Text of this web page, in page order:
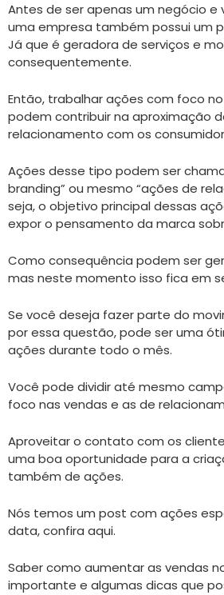
Antes de ser apenas um negócio e
uma empresa também possui um
Já que é geradora de serviços e
consequentemente.
Então, trabalhar ações com foco
podem contribuir na aproximação
relacionamento com os
Ações desse tipo podem ser
branding” ou mesmo “ações de
seja, o objetivo principal dessas
expor o pensamento da marca
Como consequência podem ser
mas neste momento isso fica em
Se você deseja fazer parte do
por essa questão, pode ser uma
ações durante todo o mês.
Você pode dividir até mesmo
foco nas vendas e as de
Aproveitar o contato com os
uma boa oportunidade para a
também de ações.
Nós temos um post com ações
data, confira aqui.
Saber como aumentar as vendas
importante e algumas dicas que